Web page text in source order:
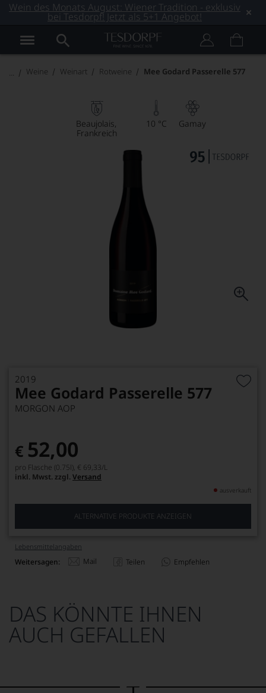
Wein des Monats August: Wiener Tradition - exklusiv
bei Tesdorpf! Jetzt als 5+1 Angebot!
Weine Weinart Rotweine Mee Godard Passerelle 577
Beaujolais
Frankreich
10 °C Gamay
2019
Mee Godard Passerelle 577
MORGON AOP
€ 52,00
pro Flasche (0.75l), € 69,33/L
inkl. Mwst. zzgl. Versand
ausverkauft
ALTERNATIVE PRODUKTE ANZEIGEN
Lebensmittel­angaben
Weitersagen: Mail Teilen Empfehlen
DAS KÖNNTE IHNEN
AUCH GEFALLEN